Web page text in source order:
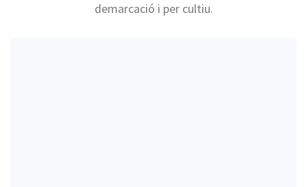
demarcació i per cultiu.